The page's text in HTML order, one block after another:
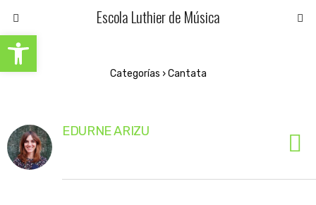
Escola Luthier de Música
Categorías ›Cantata
EDURNE ARIZU
Abrir barra de herramientas